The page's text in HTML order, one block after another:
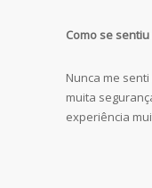
Como se
Nunca me
muita
experiência